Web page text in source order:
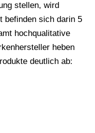
stellen, wird
befinden sich darin 5
hochqualitative
heben
deutlich ab: